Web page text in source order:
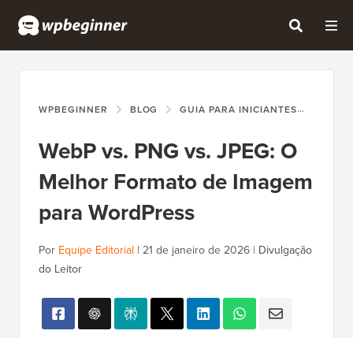
WPBEGINNER BLOG GUIA PARA INICIANTES
WebP vs. PNG vs. JPEG: O
Melhor Formato de Imagem
para WordPress
Por Equipe Editorial | 21 de janeiro de 2026 | Divulgação
do Leitor